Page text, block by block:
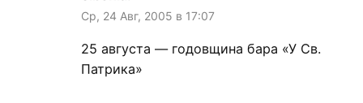
Ср, 24 Авг, 2005 в 17:07
25 августа — годовщина бара «У Св.
Патрика»